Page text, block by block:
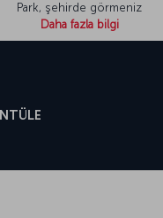
Park, şehirde görmeniz
Daha fazla bilgi